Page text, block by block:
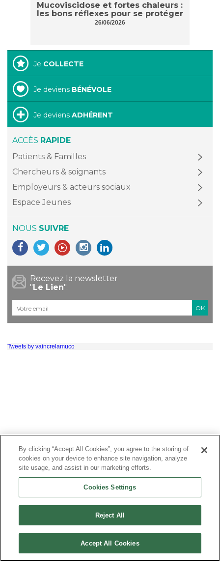
Mucoviscidose et fortes chaleurs :
les bons réflexes pour se protéger
26/06/2026
Je COLLECTE
Je deviens BÉNÉVOLE
Je deviens ADHÉRENT
ACCÈS RAPIDE
Patients & Familles
Chercheurs & soignants
Employeurs & acteurs sociaux
Espace Jeunes
NOUS SUIVRE
Recevez la newsletter
"Le Lien".
Courriel*
Tweets by vaincrelamuco
PLAN DU SITE
MENTIONS LÉGALES
By clicking “Accept All Cookies”, you agree to the storing of
cookies on your device to enhance site navigation, analyze
site usage, and assist in our marketing efforts.
Cookies Settings
Reject All
Accept All Cookies